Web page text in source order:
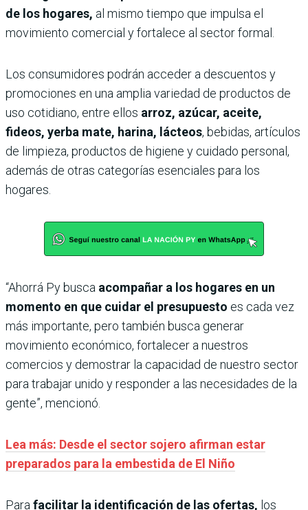
de los hogares, al mismo tiempo que impulsa el
movimiento comercial y fortalece al sector formal.
Los consumidores podrán acceder a descuentos y
promociones en una amplia variedad de productos de
uso cotidiano, entre ellos arroz, azúcar, aceite,
fideos, yerba mate, harina, lácteos, bebidas, artículos
de limpieza, productos de higiene y cuidado personal,
además de otras categorías esenciales para los
hogares.
“Ahorrá Py busca acompañar a los hogares en un
momento en que cuidar el presupuesto es cada vez
más importante, pero también busca generar
movimiento económico, fortalecer a nuestros
comercios y demostrar la capacidad de nuestro sector
para trabajar unido y responder a las necesidades de la
gente”, mencionó.
Lea más: Desde el sector sojero afirman estar
preparados para la embestida de El Niño
Para facilitar la identificación de las ofertas, los